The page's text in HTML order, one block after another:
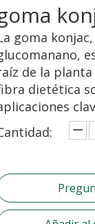
goma
de la
dietética